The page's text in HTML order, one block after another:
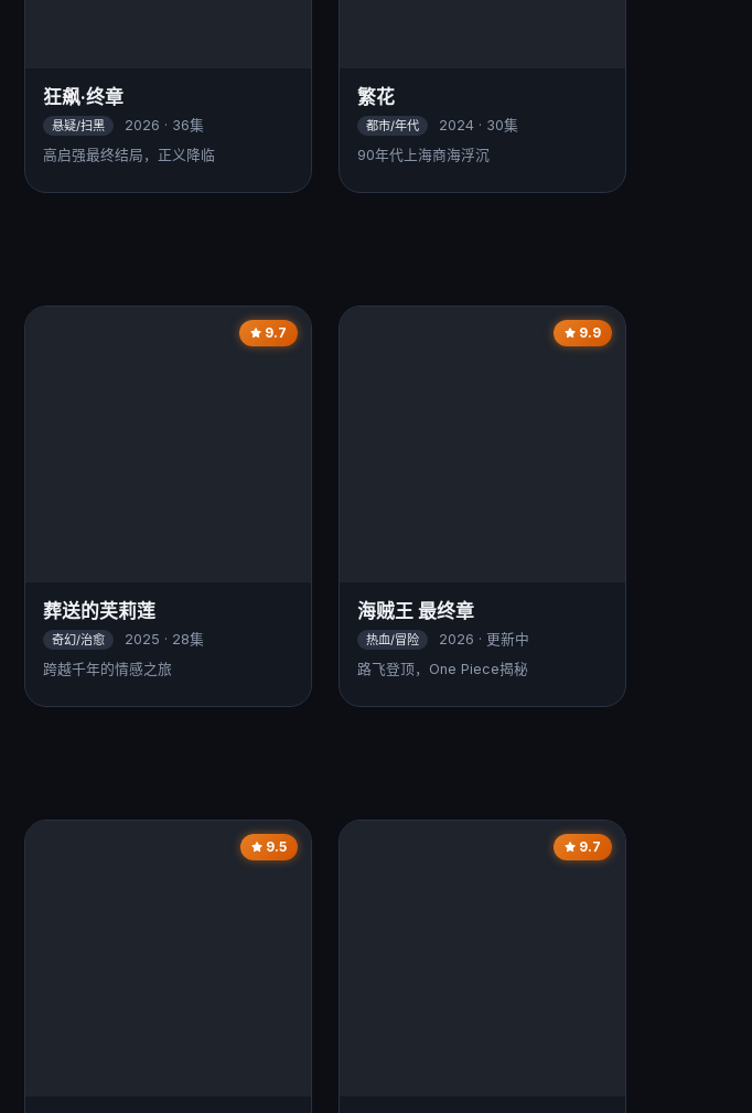
狂飙·终章
悬疑/扫黑
2026 · 36集
高启强最终结局，正义降临
繁花
都市/年代
2024 · 30集
90年代上海商海浮沉
9.7
葬送的芙莉莲
奇幻/治愈
2025 · 28集
跨越千年的情感之旅
9.9
海贼王 最终章
热血/冒险
2026 · 更新中
路飞登顶，One Piece揭秘
9.5 9.7